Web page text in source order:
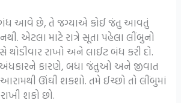
આવે છે, તે જગ્યાએ કોઈ જંતુ આવતું
એટલા માટે રાત્રે સૂતા પહેલા લીંબુનો
થોડીવાર રાખો અને લાઈટ બંધ કરી દો.
કારણે, બધા જંતુઓ અને જીવાત
ઊંઘી શકશો. તમે ઈચ્છો તો લીંબુમાં
શકો છો.